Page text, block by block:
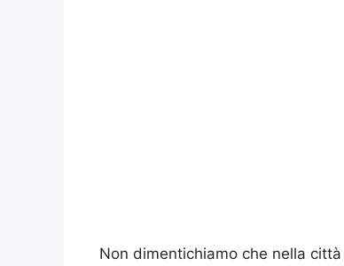
Non dimentichiamo che nella